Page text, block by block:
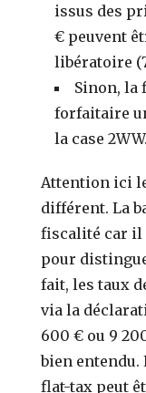
issus des
€ peuvent
libératoire
Sinon, la
forfaitaire
la case 2WW.
Attention ici
différent. La
fiscalité car il
pour
fait, les taux
via la
600 € ou 9
bien
flat-tax peut